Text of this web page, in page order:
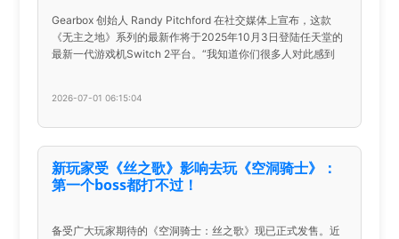
Gearbox 创始人 Randy Pitchford 在社交媒体上宣布，这款
《无主之地》系列的最新作将于2025年10月3日登陆任天堂的
最新一代游戏机Switch 2平台。“我知道你们很多人对此感到
2026-07-01 06:15:04
新玩家受《丝之歌》影响去玩《空洞骑士》：
第一个boss都打不过！
备受广大玩家期待的《空洞骑士：丝之歌》现已正式发售。近